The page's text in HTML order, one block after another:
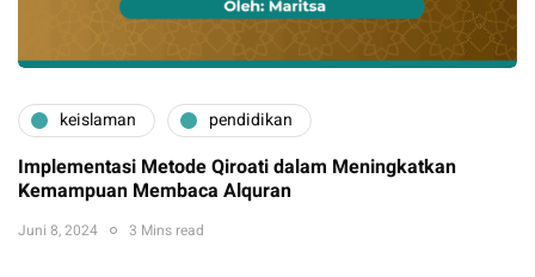
keislaman pendidikan
Implementasi Metode Qiroati dalam Meningkatkan
Kemampuan Membaca Alquran
Juni 8, 2024 3 Mins read